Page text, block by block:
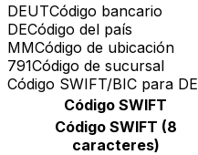
DEUTCódigo bancario
DECódigo del país
MMCódigo de ubicación
791Código de sucursal
Código SWIFT/BIC para
Código SWIFT
Código SWIFT (8
caracteres)